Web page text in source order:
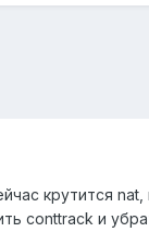
крутится
conttrack и